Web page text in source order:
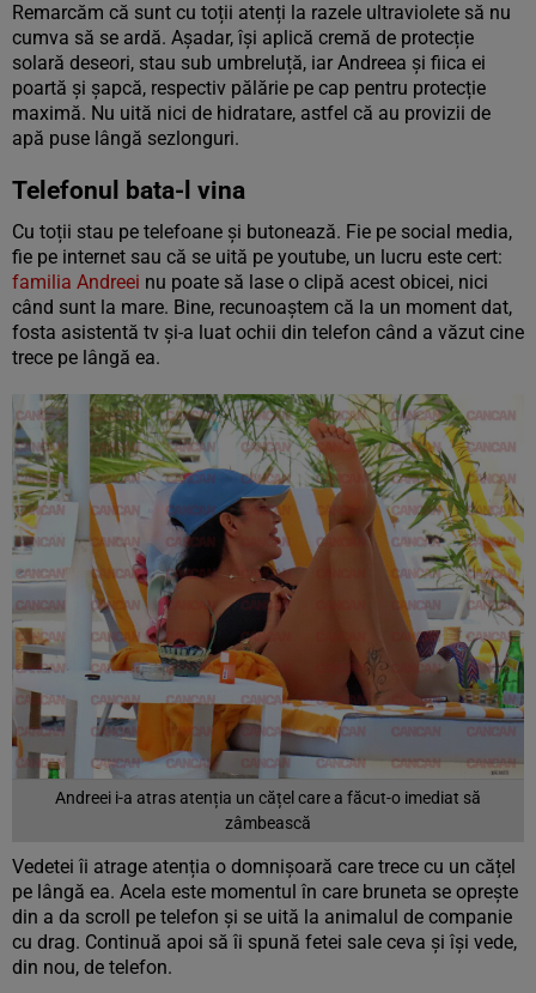
Remarcăm că sunt cu toții atenți la razele ultraviolete să nu
cumva să se ardă. Așadar, își aplică cremă de protecție
solară deseori, stau sub umbreluță, iar Andreea și fiica ei
poartă și șapcă, respectiv pălărie pe cap pentru protecție
maximă. Nu uită nici de hidratare, astfel că au provizii de
apă puse lângă sezlonguri.
Telefonul bata-l vina
Cu toții stau pe telefoane și butonează. Fie pe social media,
fie pe internet sau că se uită pe youtube, un lucru este cert:
familia Andreei nu poate să lase o clipă acest obicei, nici
când sunt la mare. Bine, recunoaștem că la un moment dat,
fosta asistentă tv și-a luat ochii din telefon când a văzut cine
trece pe lângă ea.
Andreei i-a atras atenția un cățel care a făcut-o imediat să
zâmbească
Vedetei îi atrage atenția o domnișoară care trece cu un cățel
pe lângă ea. Acela este momentul în care bruneta se oprește
din a da scroll pe telefon și se uită la animalul de companie
cu drag. Continuă apoi să îi spună fetei sale ceva și își vede,
din nou, de telefon.